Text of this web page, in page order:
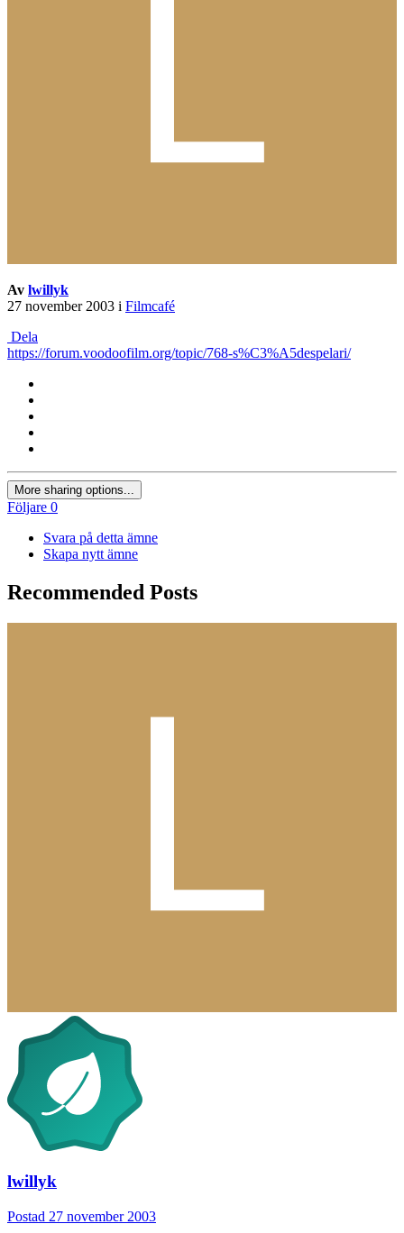
Av lwillyk
27 november 2003 i Filmcafé
Dela
https://forum.voodoofilm.org/topic/768-s%C3%A5despelari/
More sharing options...
Följare 0
Svara på detta ämne
Skapa nytt ämne
Recommended Posts
lwillyk
Postad 27 november 2003